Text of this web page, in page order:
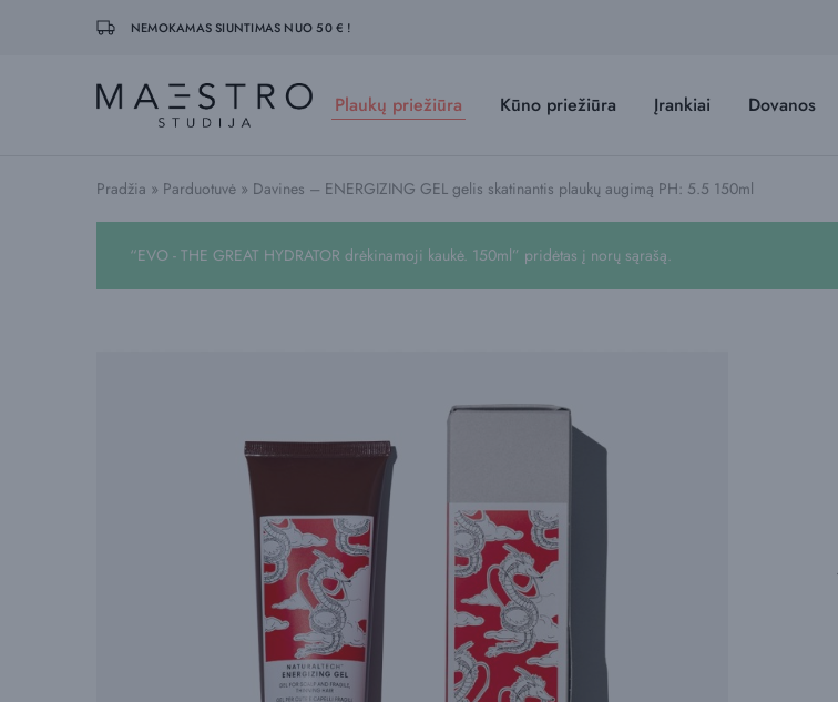
NEMOKAMAS SIUNTIMAS NUO 50 € !
Maestro Plaukų priežiūra Kūno priežiūra Įrankiai Dovanos
Pradžia » Parduotuvė » Davines – ENERGIZING GEL gelis skatinantis plaukų augimą PH: 5.5 150ml
“EVO - THE GREAT HYDRATOR drėkinamoji kaukė. 150ml” pridėtas į norų sąrašą.